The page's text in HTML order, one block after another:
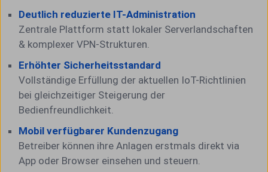
Deutlich reduzierte IT-Administration
Zentrale Plattform statt lokaler Serverlandschaften
& komplexer VPN-Strukturen.
Erhöhter Sicherheitsstandard
Vollständige Erfüllung der aktuellen IoT-Richtlinien
bei gleichzeitiger Steigerung der
Bedienfreundlichkeit.
Mobil verfügbarer Kundenzugang
Betreiber können ihre Anlagen erstmals direkt via
App oder Browser einsehen und steuern.